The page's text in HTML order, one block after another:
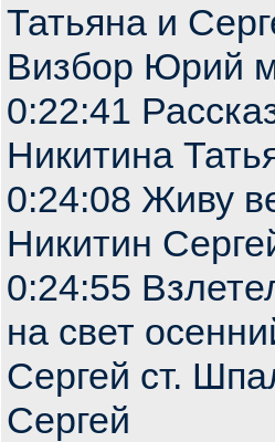
Татьяна и
Визбор Юрий
0:22:41
Никитина
0:24:08 Живу
Никитин
0:24:55
на свет
Сергей ст.
Сергей